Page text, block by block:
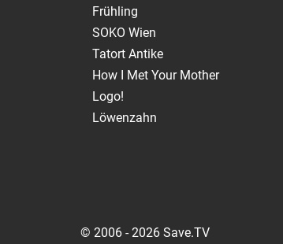
Frühling
SOKO Wien
Tatort Antike
How I Met Your Mother
Logo!
Löwenzahn
© 2006 - 2026 Save.TV